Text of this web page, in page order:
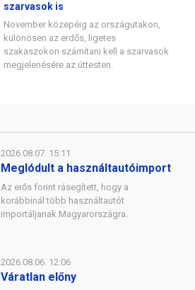
szarvasok is
November közepéig az országutakon,
különösen az erdős, ligetes
szakaszokon számítani kell a szarvasok
megjelenésére az úttesten.
2026.08.07. 15:11
Meglódult a használtautóimport
Az erős forint rásegített, hogy a
korábbinál több használtautót
importáljanak Magyarországra.
2026.08.06. 12:06
Váratlan előny